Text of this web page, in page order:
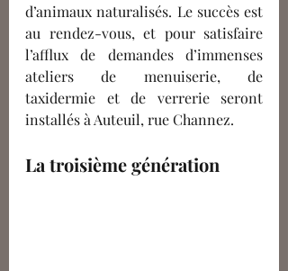
d’animaux naturalisés. Le succès est
au rendez-vous, et pour satisfaire
l’afflux de demandes d’immenses
ateliers de menuiserie, de
taxidermie et de verrerie seront
installés à Auteuil, rue Channez.
La troisième génération